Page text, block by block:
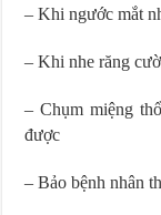
– Khi ngước mắt
– Khi nhe răng
– Chụm miệng
được
– Bảo bệnh nhân